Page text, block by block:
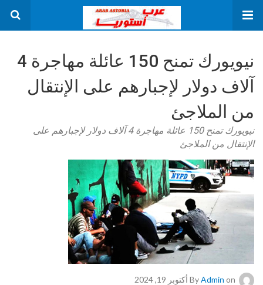
نيويورك تمنح 150 عائلة مهاجرة 4
آلاف دولار لإجبارهم على الإنتقال
من الملاجئ
نيويورك تمنح 150 عائلة مهاجرة 4 آلاف دولار لإجبارهم على
الإنتقال من الملاجئ
ByAdmin on أكتوبر 19, 2024